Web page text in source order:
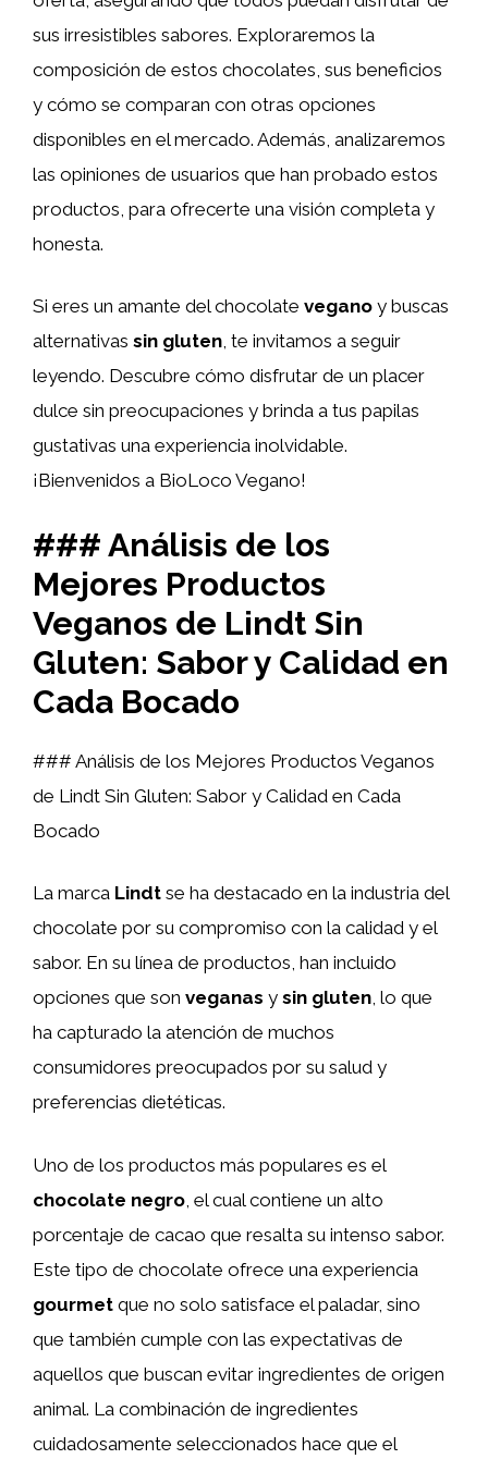
sus irresistibles sabores. Exploraremos la
composición de estos chocolates, sus beneficios
y cómo se comparan con otras opciones
disponibles en el mercado. Además, analizaremos
las opiniones de usuarios que han probado estos
productos, para ofrecerte una visión completa y
honesta.
Si eres un amante del chocolate vegano y buscas
alternativas sin gluten, te invitamos a seguir
leyendo. Descubre cómo disfrutar de un placer
dulce sin preocupaciones y brinda a tus papilas
gustativas una experiencia inolvidable.
¡Bienvenidos a BioLoco Vegano!
### Análisis de los
Mejores Productos
Veganos de Lindt Sin
Gluten: Sabor y Calidad en
Cada Bocado
### Análisis de los Mejores Productos Veganos
de Lindt Sin Gluten: Sabor y Calidad en Cada
Bocado
La marca Lindt se ha destacado en la industria del
chocolate por su compromiso con la calidad y el
sabor. En su línea de productos, han incluido
opciones que son veganas y sin gluten, lo que
ha capturado la atención de muchos
consumidores preocupados por su salud y
preferencias dietéticas.
Uno de los productos más populares es el
chocolate negro , el cual contiene un alto
porcentaje de cacao que resalta su intenso sabor.
Este tipo de chocolate ofrece una experiencia
gourmet que no solo satisface el paladar, sino
que también cumple con las expectativas de
aquellos que buscan evitar ingredientes de origen
animal. La combinación de ingredientes
cuidadosamente seleccionados hace que el